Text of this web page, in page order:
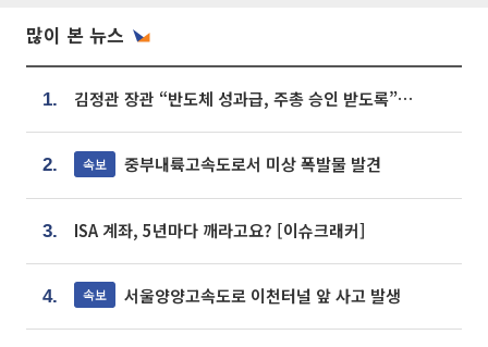
많이 본 뉴스
1. 김정관 장관 “반도체 성과급, 주총 승인 받도록”…상법·자본시장법 개정 시사
2. 속보 중부내륙고속도로서 미상 폭발물 발견
3. ISA 계좌, 5년마다 깨라고요? [이슈크래커]
4. 속보 서울양양고속도로 이천터널 앞 사고 발생